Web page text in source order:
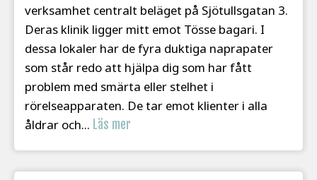
verksamhet centralt beläget på Sjötullsgatan 3.
Deras klinik ligger mitt emot Tösse bagari. I
dessa lokaler har de fyra duktiga naprapater
som står redo att hjälpa dig som har fått
problem med smärta eller stelhet i
rörelseapparaten. De tar emot klienter i alla
åldrar och... Läs mer